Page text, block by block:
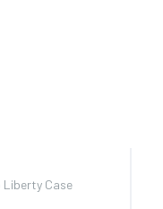
Case